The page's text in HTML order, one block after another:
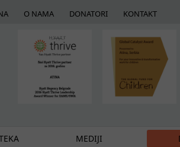
O NAMA DONATORI KONTAKT
MEDIJI